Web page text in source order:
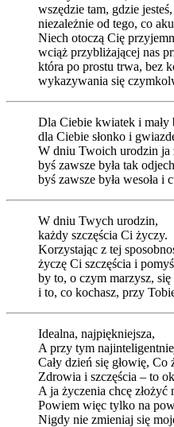
wszędzie tam, gdzie jesteś,
niezależnie od tego, co
Niech otoczą Cię
wciąż przybliżającej nas
która po prostu trwa, bez
wykazywania się
Dla Ciebie kwiatek i mały
dla Ciebie słonko i
W dniu Twoich urodzin ja
byś zawsze była tak
byś zawsze była wesoła i
W dniu Twych urodzin,
każdy szczęścia Ci życzy.
Korzystając z tej
życzę Ci szczęścia i
by to, o czym marzysz, się
i to, co kochasz, przy
Idealna, najpiękniejsza,
A przy tym
Cały dzień się głowię,
Zdrowia i szczęścia – to
A ja życzenia chcę złożyć
Powiem więc tylko na
Nigdy nie zmieniaj się